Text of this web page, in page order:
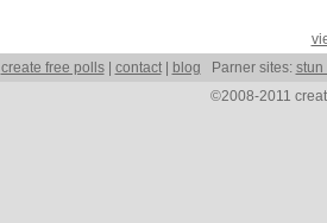
create free polls| contact| blog Parner sites: stun
©2008-2011